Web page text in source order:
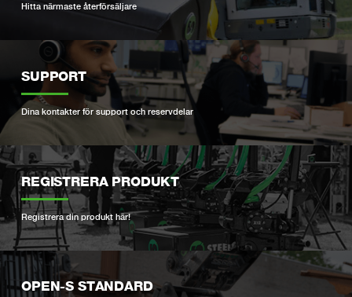
Hitta närmaste återförsäljare
SUPPORT
Dina kontakter för support och reservdelar
REGISTRERA PRODUKT
Registrera din produkt här!
OPEN-S STANDARD